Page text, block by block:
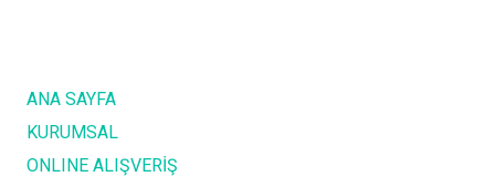
ANA SAYFA
KURUMSAL
ONLINE ALIŞVERİŞ